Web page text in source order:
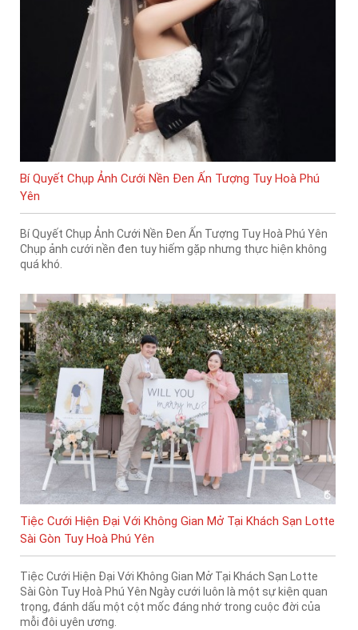
Bí Quyết Chụp Ảnh Cưới Nền Đen Ấn Tượng Tuy Hoà Phú
Yên
Bí Quyết Chụp Ảnh Cưới Nền Đen Ấn Tượng Tuy Hoà Phú Yên
Chụp ảnh cưới nền đen tuy hiếm gặp nhưng thực hiện không
quá khó.
Tiệc Cưới Hiện Đại Với Không Gian Mở Tại Khách Sạn Lotte
Sài Gòn Tuy Hoà Phú Yên
Tiệc Cưới Hiện Đại Với Không Gian Mở Tại Khách Sạn Lotte
Sài Gòn Tuy Hoà Phú Yên Ngày cưới luôn là một sự kiện quan
trọng, đánh dấu một cột mốc đáng nhớ trong cuộc đời của
mỗi đôi uyên ương.